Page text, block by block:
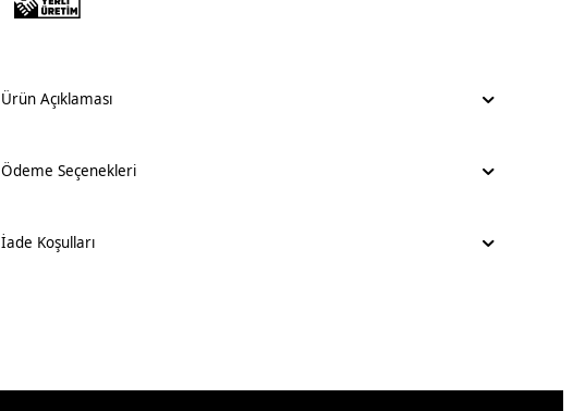
Ürün Açıklaması
Ödeme Seçenekleri
İade Koşulları